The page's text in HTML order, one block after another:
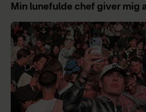
Min lunefulde chef giver mig